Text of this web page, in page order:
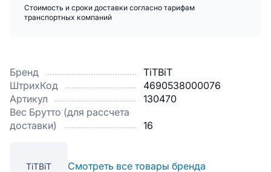
Бренд
TiTBiT
ШтрихКод
4690538000076
Артикул
130470
Вес Брутто (для рассчета
доставки)
16
TiTBiT Смотреть все товары бренда
Стоимость и сроки доставки согласно тарифам
транспортных компаний